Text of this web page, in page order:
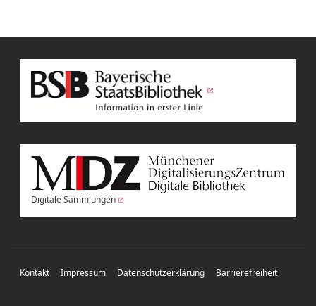
Digitale Sammlungen
Kontakt Impressum Datenschutzerklärung Barrierefreiheit